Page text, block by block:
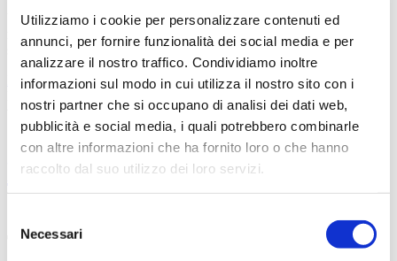
Utilizziamo i cookie per personalizzare contenuti ed
annunci, per fornire funzionalità dei social media e per
analizzare il nostro traffico. Condividiamo inoltre
informazioni sul modo in cui utilizza il nostro sito con i
nostri partner che si occupano di analisi dei dati web,
pubblicità e social media, i quali potrebbero combinarle
con altre informazioni che ha fornito loro o che hanno
raccolto dal suo utilizzo dei loro servizi.
delNecessari
Vitrum 2025 riunisce a Milano il meglio dell’industria del vetro
mondiale. L’appuntamento biennale con il Salone internazionale
specializzato delle macchine,...
Leggi di più
visualizzazioni (3320)
feb 2025
MARMOMAC 2025
STONE + DESIGN + TECHNOLOGY
TRADE FAIR